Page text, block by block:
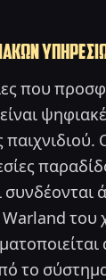
που
παιχνιδιού.
συνδέονται
του
το